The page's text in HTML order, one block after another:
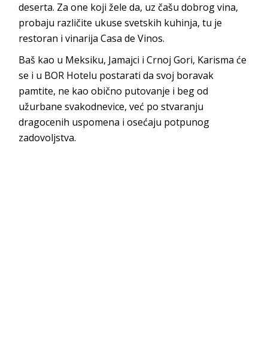
deserta. Za one koji žele da, uz čašu dobrog vina,
probaju različite ukuse svetskih kuhinja, tu je
restoran i vinarija Casa de Vinos.
Baš kao u Meksiku, Jamajci i Crnoj Gori, Karisma će
se i u BOR Hotelu postarati da svoj boravak
pamtite, ne kao obično putovanje i beg od
užurbane svakodnevice, već po stvaranju
dragocenih uspomena i osećaju potpunog
zadovoljstva.